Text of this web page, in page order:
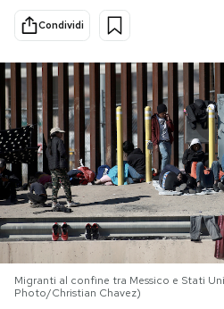
Cultura
Economia
Sport
PODCAST
NEWSLETTER
I MIEI PREFERITI
Condividi
Migranti al confine tra Messico e Stati
Photo/Christian Chavez)